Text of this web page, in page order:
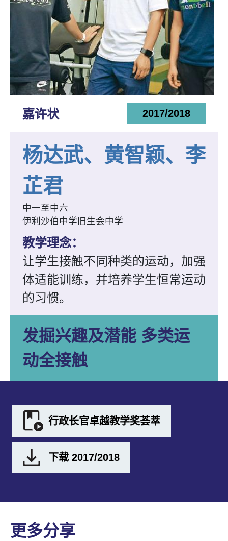
嘉许状 2017/2018
杨达武、黄智颖、李
芷君
中一至中六
伊利沙伯中学旧生会中学
教学理念：
让学生接触不同种类的运动，加强
体适能训练，并培养学生恒常运动
的习惯。
发掘兴趣及潜能 多类运
动全接触
行政长官卓越教学奖荟萃
下载 2017/2018
更多分享